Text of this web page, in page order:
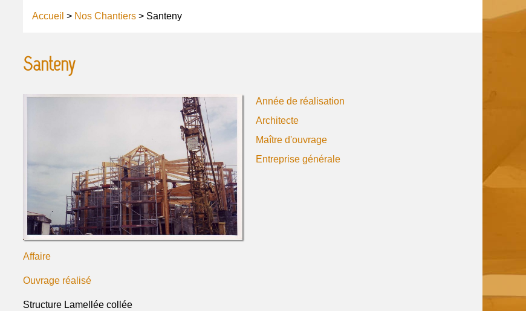
Accueil > Nos Chantiers > Santeny
Santeny
Année de réalisation
Architecte
Maître d'ouvrage
Entreprise générale
Affaire
Ouvrage réalisé
Structure Lamellée collée